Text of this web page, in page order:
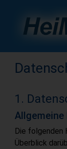
1.
Allgemeine
Die folgenden
Überblick